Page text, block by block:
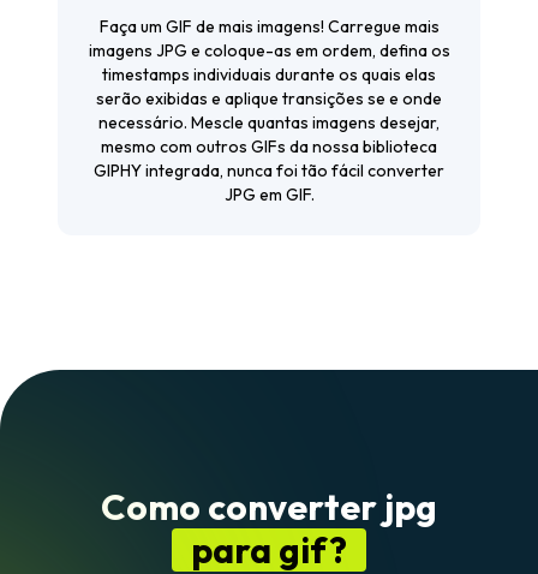
Faça um GIF de mais imagens! Carregue mais
imagens JPG e coloque-as em ordem, defina os
timestamps individuais durante os quais elas
serão exibidas e aplique transições se e onde
necessário. Mescle quantas imagens desejar,
mesmo com outros GIFs da nossa biblioteca
GIPHY integrada, nunca foi tão fácil converter
JPG em GIF.
Como converter jpg
para gif?